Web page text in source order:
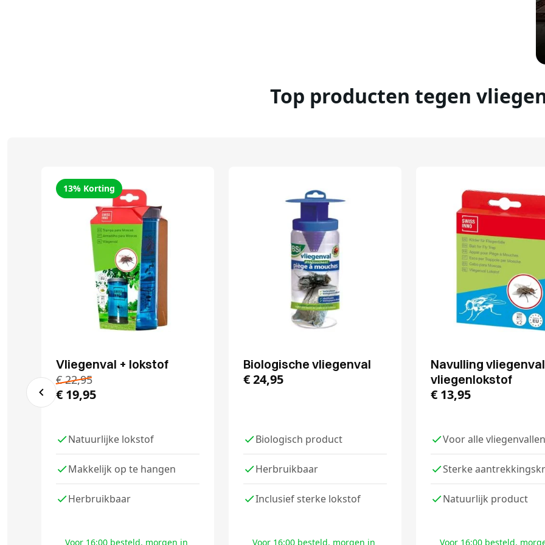
Top producten tegen
13% Korting
Vliegenval + lokstof
€22,95
€ 19,95
Natuurlijke lokstof
Makkelijk op te hangen
Herbruikbaar
Voor 16:00 besteld, morgen in
Biologische vliegenval
€24,95
Biologisch product
Herbruikbaar
Inclusief sterke lokstof
Voor 16:00 besteld, morgen in
Navulling
vliegenlokstof
€ 13,95
Voor alle vliegenvallen
Sterke
Natuurlijk product
Voor 16:00 besteld,